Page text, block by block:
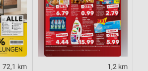
72,1 km 1,2 km